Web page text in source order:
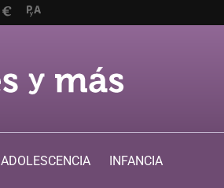
ADOLESCENCIA
INFANCIA